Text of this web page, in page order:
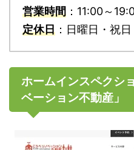
営業時間 ：11:00～
定休日 ：日曜日・祝日
ホームインスペクシ
ベーション不動産」